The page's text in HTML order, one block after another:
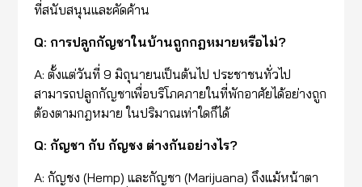
ที่สนับสนุนและคัดค้าน
Q: การปลูกกัญชาในบ้านถูกกฎหมายหรือไม่?
A: ตั้งแต่วันที่ 9 มิถุนายนเป็นต้นไป ประชาชนทั่วไป
สามารถปลูกกัญชาเพื่อบริโภคภายในที่พักอาศัยได้อย่างถูก
ต้องตามกฎหมาย ในปริมาณเท่าใดก็ได้
Q: กัญชา กับ กัญชง ต่างกันอย่างไร?
A: กัญชง (Hemp) และกัญชา (Marijuana) ถึงแม้หน้าตา